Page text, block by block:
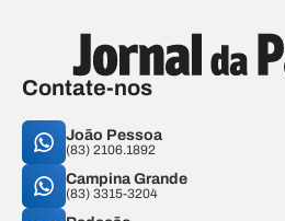
Contate-nos
João Pessoa
(83) 2106.1892
Campina Grande
(83) 3315-3204